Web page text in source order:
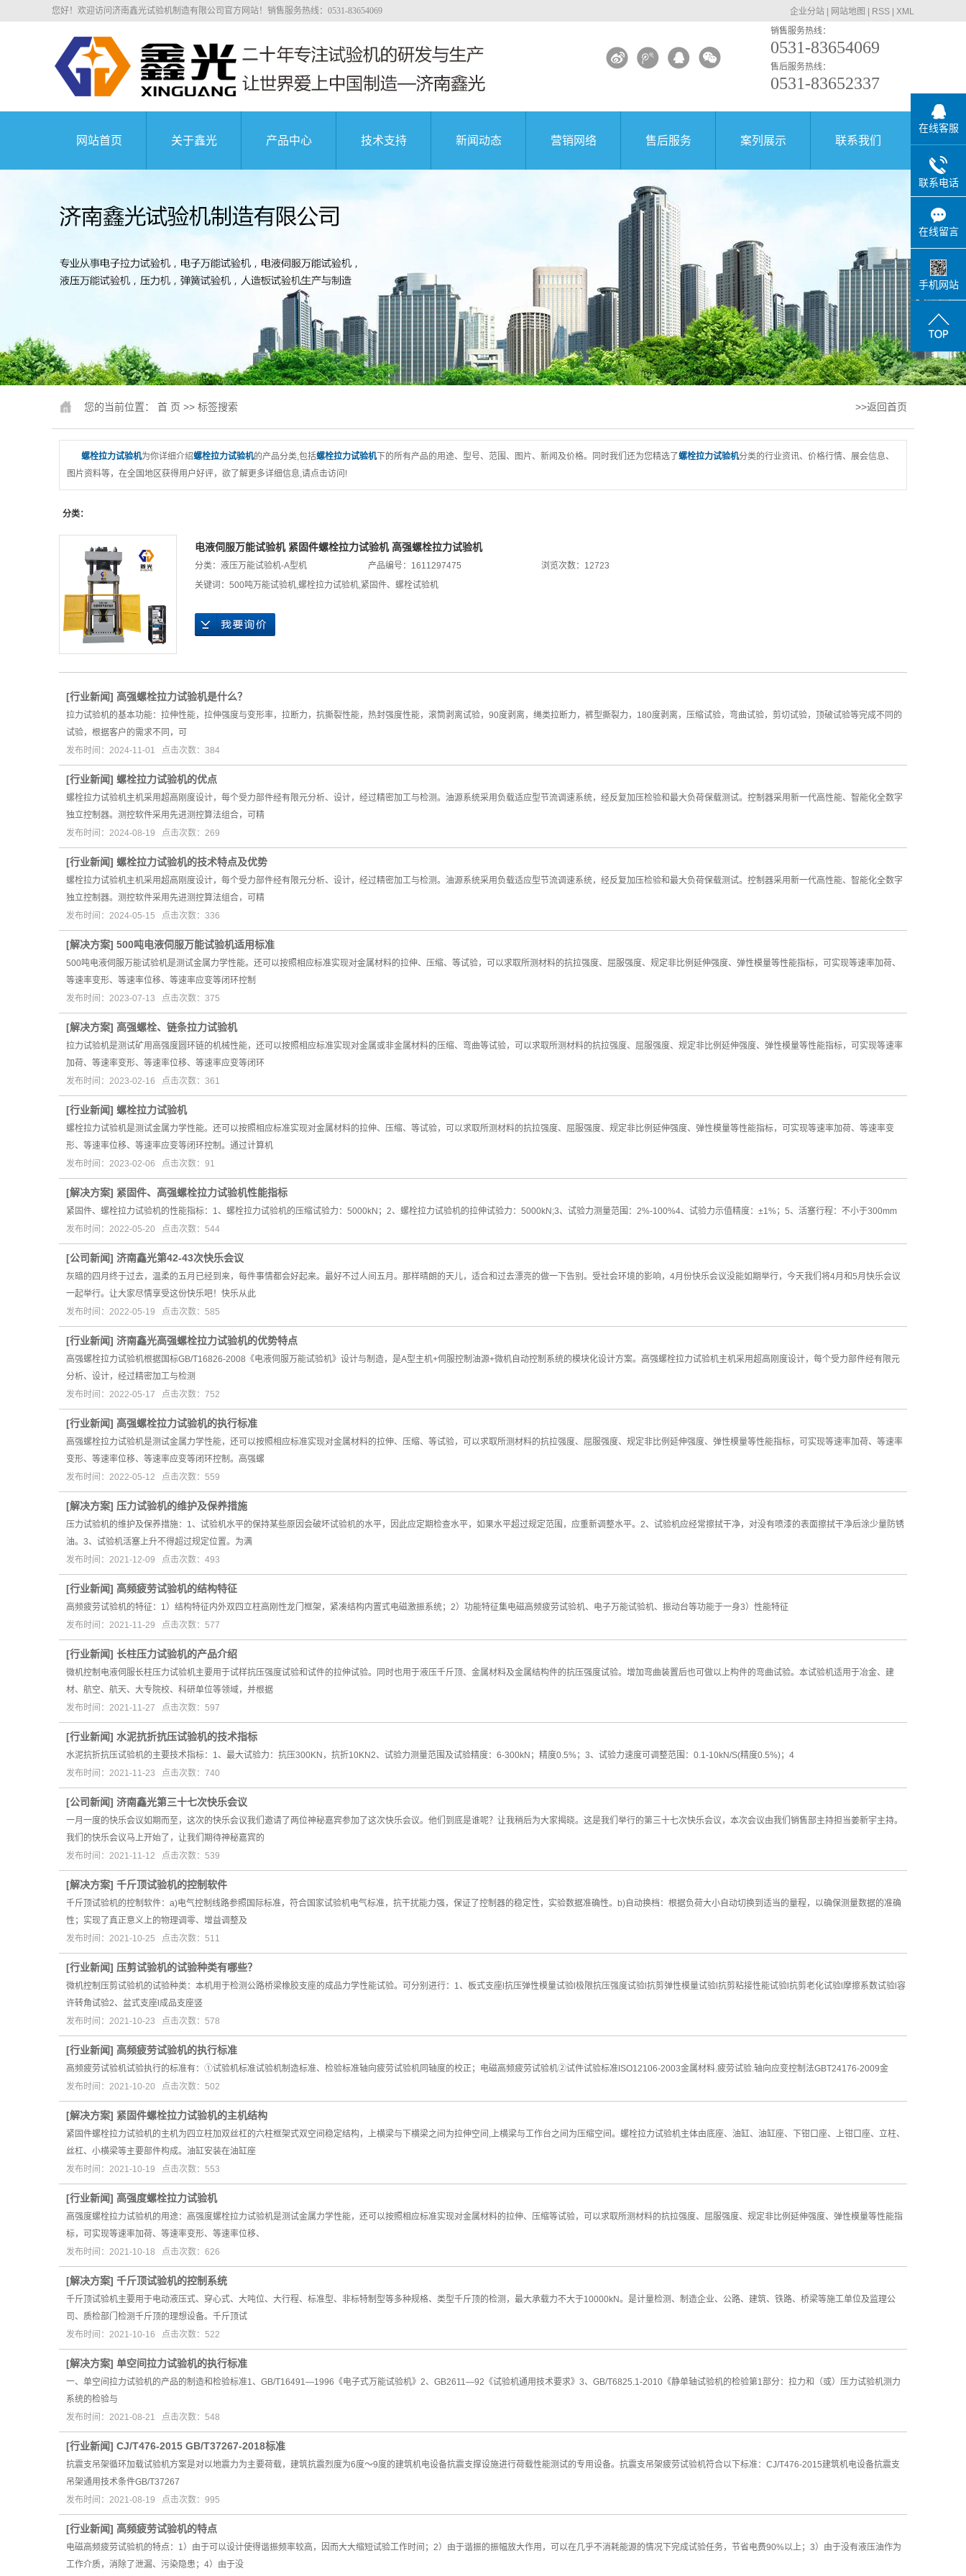
您好！欢迎访问济南鑫光试验机制造有限公司官方网站！销售服务热线：0531-83654069 企业分站 网站地图 RSS
XML
销售服务热线：
0531-83654069
售后服务热线：
0531-83652337
网站首页 关于鑫光
荣誉资质
组织机构
产品中心
电子万能试验机
沥青混凝土试验机
压剪试验机
弹簧试验机
锚固、钢绞线试验机
人造板试验机
疲劳试验机
行业专用设备
磨床
卧式拉力试验机
煤矿支护检测产品专区
技术支持 新闻动态 营销网络 售后服务 案列展示
中国航天科技集团 中国航天科技集团 中国航天科技集团
联系我们
>>返回首页
您的当前位置： 首 页 >> 标签搜索
螺栓拉力试验机为你详细介绍螺栓拉力试验机的产品分类,包括螺栓拉力试验机下的所有产品的用途、型号、范围、图片、新闻及价格。同时我们还为您精选了螺栓拉力试验机分类的行业资讯、价格行情、展会信息、
图片资料等，在全国地区获得用户好评，欲了解更多详细信息,请点击访问!
分类：
电液伺服万能试验机 紧固件螺栓拉力试验机 高强螺栓拉力试验机
分类： 液压万能试验机-A型机 产品编号：1611297475
浏览次数：12723
关键词： 500吨万能试验机,螺栓拉力试验机,紧固件、螺栓试验机
[行业新闻] 高强螺栓拉力试验机是什么？
拉力试验机的基本功能：拉伸性能，拉伸强度与变形率，拉断力，抗撕裂性能，热封强度性能，滚筒剥离试验，90度剥离，绳类拉断力，裤型撕裂力，180度剥离，压缩试验，弯曲试验，剪切试验，顶破试验等完成不同的
试验，根据客户的需求不同，可
发布时间：2024-11-01 点击次数：384
[行业新闻] 螺栓拉力试验机的优点
螺栓拉力试验机主机采用超高刚度设计，每个受力部件经有限元分析、设计，经过精密加工与检测。油源系统采用负载适应型节流调速系统，经反复加压检验和最大负荷保载测试。控制器采用新一代高性能、智能化全数字
独立控制器。测控软件采用先进测控算法组合，可精
发布时间：2024-08-19 点击次数：269
[行业新闻] 螺栓拉力试验机的技术特点及优势
螺栓拉力试验机主机采用超高刚度设计，每个受力部件经有限元分析、设计，经过精密加工与检测。油源系统采用负载适应型节流调速系统，经反复加压检验和最大负荷保载测试。控制器采用新一代高性能、智能化全数字
独立控制器。测控软件采用先进测控算法组合，可精
发布时间：2024-05-15 点击次数：336
[解决方案] 500吨电液伺服万能试验机适用标准
500吨电液伺服万能试验机是测试金属力学性能。还可以按照相应标准实现对金属材料的拉伸、压缩、等试验，可以求取所测材料的抗拉强度、屈服强度、规定非比例延伸强度、弹性模量等性能指标，可实现等速率加荷、
等速率变形、等速率位移、等速率应变等闭环控制
发布时间：2023-07-13 点击次数：375
[解决方案] 高强螺栓、链条拉力试验机
拉力试验机是测试矿用高强度圆环链的机械性能，还可以按照相应标准实现对金属或非金属材料的压缩、弯曲等试验，可以求取所测材料的抗拉强度、屈服强度、规定非比例延伸强度、弹性模量等性能指标，可实现等速率
加荷、等速率变形、等速率位移、等速率应变等闭环
发布时间：2023-02-16 点击次数：361
[行业新闻] 螺栓拉力试验机
螺栓拉力试验机是测试金属力学性能。还可以按照相应标准实现对金属材料的拉伸、压缩、等试验，可以求取所测材料的抗拉强度、屈服强度、规定非比例延伸强度、弹性模量等性能指标，可实现等速率加荷、等速率变
形、等速率位移、等速率应变等闭环控制。通过计算机
发布时间：2023-02-06 点击次数：91
[解决方案] 紧固件、高强螺栓拉力试验机性能指标
紧固件、螺栓拉力试验机的性能指标：1、螺栓拉力试验机的压缩试验力：5000kN；2、螺栓拉力试验机的拉伸试验力：5000kN;3、试验力测量范围：2%-100%4、试验力示值精度：±1%；5、活塞行程：不小于300mm
发布时间：2022-05-20 点击次数：544
[公司新闻] 济南鑫光第42-43次快乐会议
灰暗的四月终于过去，温柔的五月已经到来，每件事情都会好起来。最好不过人间五月。那样晴朗的天儿，适合和过去漂亮的做一下告别。受社会环境的影响，4月份快乐会议没能如期举行，今天我们将4月和5月快乐会议
一起举行。让大家尽情享受这份快乐吧！快乐从此
发布时间：2022-05-19 点击次数：585
[行业新闻] 济南鑫光高强螺栓拉力试验机的优势特点
高强螺栓拉力试验机根据国标GB/T16826-2008《电液伺服万能试验机》设计与制造，是A型主机+伺服控制油源+微机自动控制系统的模块化设计方案。高强螺栓拉力试验机主机采用超高刚度设计，每个受力部件经有限元
分析、设计，经过精密加工与检测
发布时间：2022-05-17 点击次数：752
[行业新闻] 高强螺栓拉力试验机的执行标准
高强螺栓拉力试验机是测试金属力学性能，还可以按照相应标准实现对金属材料的拉伸、压缩、等试验，可以求取所测材料的抗拉强度、屈服强度、规定非比例延伸强度、弹性模量等性能指标，可实现等速率加荷、等速率
变形、等速率位移、等速率应变等闭环控制。高强螺
发布时间：2022-05-12 点击次数：559
[解决方案] 压力试验机的维护及保养措施
压力试验机的维护及保养措施：1、试验机水平的保持某些原因会破坏试验机的水平，因此应定期检查水平，如果水平超过规定范围，应重新调整水平。2、试验机应经常擦拭干净，对没有喷漆的表面擦拭干净后涂少量防锈
油。3、试验机活塞上升不得超过规定位置。为满
发布时间：2021-12-09 点击次数：493
[行业新闻] 高频疲劳试验机的结构特征
高频疲劳试验机的特征：1）结构特征内外双四立柱高刚性龙门框架，紧凑结构内置式电磁激振系统；2）功能特征集电磁高频疲劳试验机、电子万能试验机、振动台等功能于一身3）性能特征
发布时间：2021-11-29 点击次数：577
[行业新闻] 长柱压力试验机的产品介绍
微机控制电液伺服长柱压力试验机主要用于试样抗压强度试验和试件的拉伸试验。同时也用于液压千斤顶、金属材料及金属结构件的抗压强度试验。增加弯曲装置后也可做以上构件的弯曲试验。本试验机适用于冶金、建
材、航空、航天、大专院校、科研单位等领域，并根据
发布时间：2021-11-27 点击次数：597
[行业新闻] 水泥抗折抗压试验机的技术指标
水泥抗折抗压试验机的主要技术指标：1、最大试验力：抗压300KN，抗折10KN2、试验力测量范围及试验精度：6-300kN；精度0.5%；3、试验力速度可调整范围：0.1-10kN/S(精度0.5%)；4
发布时间：2021-11-23 点击次数：740
[公司新闻] 济南鑫光第三十七次快乐会议
一月一度的快乐会议如期而至，这次的快乐会议我们邀请了两位神秘嘉宾参加了这次快乐会议。他们到底是谁呢？让我稍后为大家揭晓。这是我们举行的第三十七次快乐会议，本次会议由我们销售部主持担当姜新宇主持。
我们的快乐会议马上开始了，让我们期待神秘嘉宾的
发布时间：2021-11-12 点击次数：539
[解决方案] 千斤顶试验机的控制软件
千斤顶试验机的控制软件：a)电气控制线路参照国际标准，符合国家试验机电气标准，抗干扰能力强，保证了控制器的稳定性，实验数据准确性。b)自动换档：根据负荷大小自动切换到适当的量程，以确保测量数据的准确
性；实现了真正意义上的物理调零、增益调整及
发布时间：2021-10-25 点击次数：511
[行业新闻] 压剪试验机的试验种类有哪些？
微机控制压剪试验机的试验种类：本机用于检测公路桥梁橡胶支座的成品力学性能试验。可分别进行：1、板式支座l抗压弹性模量试验l极限抗压强度试验l抗剪弹性模量试验l抗剪粘接性能试验l抗剪老化试验l摩擦系数试验l容
许转角试验2、盆式支座l成品支座竖
发布时间：2021-10-23 点击次数：578
[行业新闻] 高频疲劳试验机的执行标准
高频疲劳试验机试验执行的标准有：①试验机标准试验机制造标准、检验标准轴向疲劳试验机同轴度的校正；电磁高频疲劳试验机②试件试验标准ISO12106-2003金属材料.疲劳试验.轴向应变控制法GBT24176-2009金
发布时间：2021-10-20 点击次数：502
[解决方案] 紧固件螺栓拉力试验机的主机结构
紧固件螺栓拉力试验机的主机为四立柱加双丝杠的六柱框架式双空间稳定结构，上横梁与下横梁之间为拉伸空间,上横梁与工作台之间为压缩空间。螺栓拉力试验机主体由底座、油缸、油缸座、下钳口座、上钳口座、立柱、
丝杠、小横梁等主要部件构成。油缸安装在油缸座
发布时间：2021-10-19 点击次数：553
[行业新闻] 高强度螺栓拉力试验机
高强度螺栓拉力试验机的用途：高强度螺栓拉力试验机是测试金属力学性能，还可以按照相应标准实现对金属材料的拉伸、压缩等试验，可以求取所测材料的抗拉强度、屈服强度、规定非比例延伸强度、弹性模量等性能指
标，可实现等速率加荷、等速率变形、等速率位移、
发布时间：2021-10-18 点击次数：626
[解决方案] 千斤顶试验机的控制系统
千斤顶试验机主要用于电动液压式、穿心式、大吨位、大行程、标准型、非标特制型等多种规格、类型千斤顶的检测，最大承载力不大于10000kN。是计量检测、制造企业、公路、建筑、铁路、桥梁等施工单位及监理公
司、质检部门检测千斤顶的理想设备。千斤顶试
发布时间：2021-10-16 点击次数：522
[解决方案] 单空间拉力试验机的执行标准
一、单空间拉力试验机的产品的制造和检验标准1、GB/T16491—1996《电子式万能试验机》2、GB2611—92《试验机通用技术要求》3、GB/T6825.1-2010《静单轴试验机的检验第1部分：拉力和（或）压力试验机测力
系统的检验与
发布时间：2021-08-21 点击次数：548
[行业新闻] CJ/T476-2015 GB/T37267-2018标准
抗震支吊架循环加载试验机方案是对以地震力为主要荷载，建筑抗震烈度为6度～9度的建筑机电设备抗震支撑设施进行荷载性能测试的专用设备。抗震支吊架疲劳试验机符合以下标准：CJ/T476-2015建筑机电设备抗震支
吊架通用技术条件GB/T37267
发布时间：2021-08-19 点击次数：995
[行业新闻] 高频疲劳试验机的特点
电磁高频疲劳试验机的特点：1）由于可以设计使得谐振频率较高，因而大大缩短试验工作时间；2）由于谐振的振幅放大作用，可以在几乎不消耗能源的情况下完成试验任务，节省电费90%以上；3）由于没有液压油作为
工作介质，消除了泄漏、污染隐患；4）由于没
在线客服
联系电话
在线留言
手机网站